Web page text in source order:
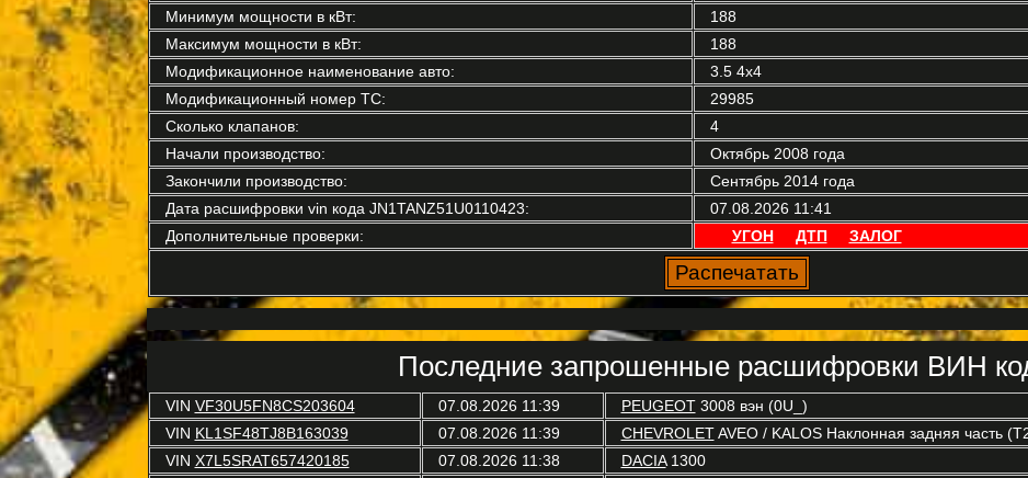
Минимум мощности в кВт:
188
Максимум мощности в кВт:
188
Модификационное наименование авто:
3.5 4x4
Модификационный номер ТС:
29985
Сколько клапанов:
4
Начали производство:
Октябрь 2008 года
Закончили производство:
Сентябрь 2014 года
Дата расшифровки vin кода JN1TANZ51U0110423:
07.08.2026 11:41
Дополнительные проверки:
УГОН ДТП ЗАЛОГ
Последние запрошенные расшифровки ВИН
VIN VF30U5FN8CS203604 07.08.2026 11:39 PEUGEOT3008 вэн (0U_)
VIN KL1SF48TJ8B163039 07.08.2026 11:39 CHEVROLETAVEO / KALOS Наклонная задняя часть
VIN X7L5SRAT657420185 07.08.2026 11:38 DACIA1300